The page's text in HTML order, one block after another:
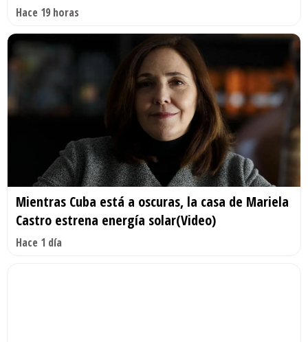
Hace 19 horas
Mientras Cuba está a oscuras, la casa de Mariela
Castro estrena energía solar(Video)
Hace 1 día